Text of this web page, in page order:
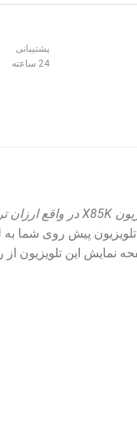
پشتیبانی
24 ساعته